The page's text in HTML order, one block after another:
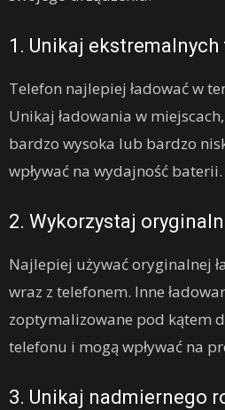
1. Unikaj
Telefon najlepiej ładować w
Unikaj ładowania w
bardzo wysoka lub bardzo
wpływać na wydajność baterii.
2. Wykorzystaj
Najlepiej używać oryginalnej
wraz z telefonem. Inne
zoptymalizowane pod kątem
telefonu i mogą wpływać na
3. Unikaj nadmiernego